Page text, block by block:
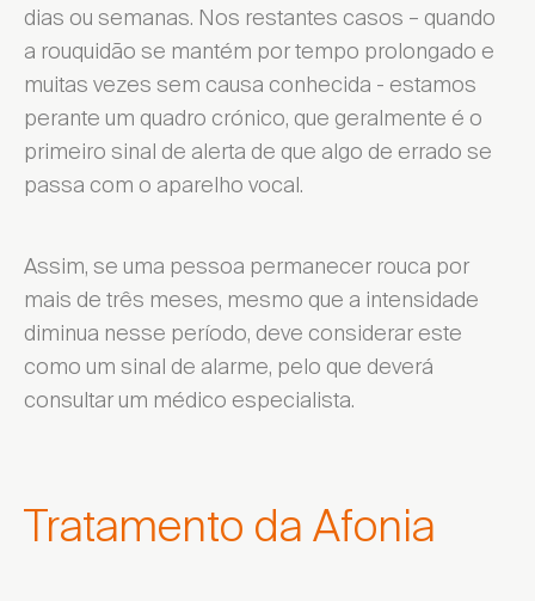
dias ou semanas. Nos restantes casos – quando
a rouquidão se mantém por tempo prolongado e
muitas vezes sem causa conhecida - estamos
perante um quadro crónico, que geralmente é o
primeiro sinal de alerta de que algo de errado se
passa com o aparelho vocal.
Assim, se uma pessoa permanecer rouca por
mais de três meses, mesmo que a intensidade
diminua nesse período, deve considerar este
como um sinal de alarme, pelo que deverá
consultar um médico especialista.
Tratamento da Afonia